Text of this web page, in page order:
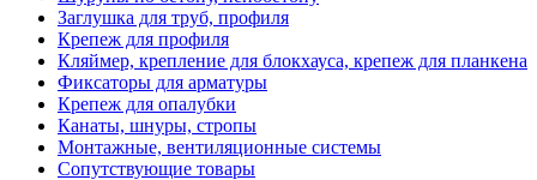
Заглушка для труб, профиля
Крепеж для профиля
Кляймер, крепление для блокхауса, крепеж для планкена
Фиксаторы для арматуры
Крепеж для опалубки
Канаты, шнуры, стропы
Монтажные, вентиляционные системы
Сопутствующие товары